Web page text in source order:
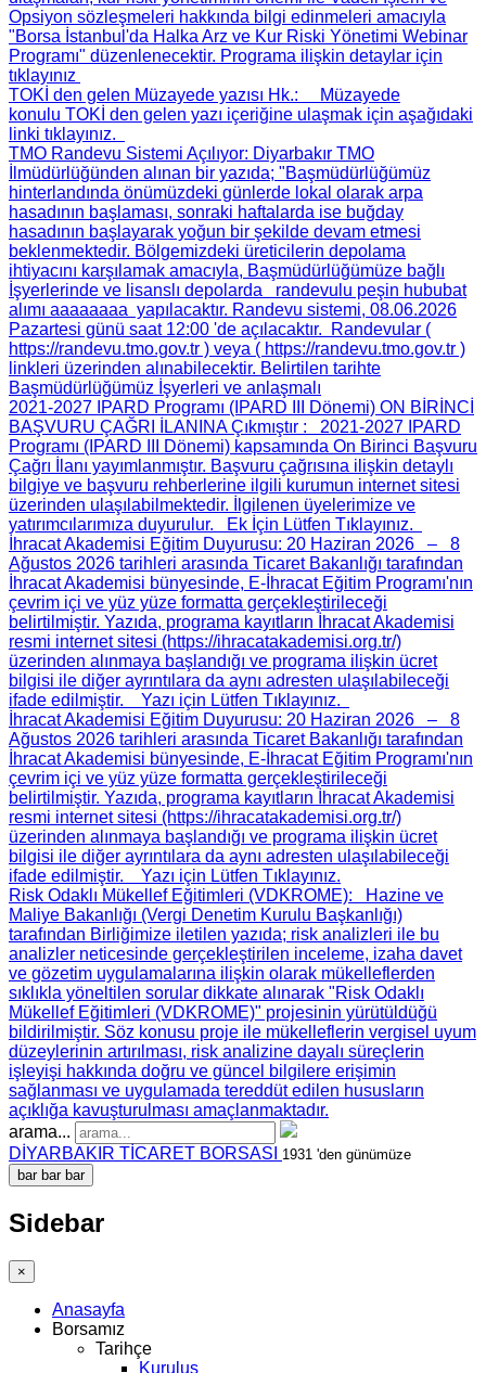
Opsiyon sözleşmeleri hakkında bilgi edinmeleri amacıyla
"Borsa İstanbul'da Halka Arz ve Kur Riski Yönetimi Webinar
Programı" düzenlenecektir. Programa ilişkin detaylar için
tıklayınız
TOKİ den gelen Müzayede yazısı Hk.: Müzayede
konulu TOKİ den gelen yazı içeriğine ulaşmak için aşağıdaki
linki tıklayınız.
TMO Randevu Sistemi Açılıyor: Diyarbakır TMO
İlmüdürlüğünden alınan bir yazıda; "Başmüdürlüğümüz
hinterlandında önümüzdeki günlerde lokal olarak arpa
hasadının başlaması, sonraki haftalarda ise buğday
hasadının başlayarak yoğun bir şekilde devam etmesi
beklenmektedir. Bölgemizdeki üreticilerin depolama
ihtiyacını karşılamak amacıyla, Başmüdürlüğümüze bağlı
İşyerlerinde ve lisanslı depolarda randevulu peşin hububat
alımı aaaaaaaa yapılacaktır. Randevu sistemi, 08.06.2026
Pazartesi günü saat 12:00 'de açılacaktır. Randevular (
https://randevu.tmo.gov.tr ) veya ( https://randevu.tmo.gov.tr )
linkleri üzerinden alınabilecektir. Belirtilen tarihte
Başmüdürlüğümüz İşyerleri ve anlaşmalı
2021-2027 IPARD Programı (IPARD III Dönemi) ON BİRİNCİ
BAŞVURU ÇAĞRI İLANINA Çıkmıştır : 2021-2027 IPARD
Programı (IPARD III Dönemi) kapsamında On Birinci Başvuru
Çağrı İlanı yayımlanmıştır. Başvuru çağrısına ilişkin detaylı
bilgiye ve başvuru rehberlerine ilgili kurumun internet sitesi
üzerinden ulaşılabilmektedir. İlgilenen üyelerimize ve
yatırımcılarımıza duyurulur. Ek İçin Lütfen Tıklayınız.
İhracat Akademisi Eğitim Duyurusu: 20 Haziran 2026 – 8
Ağustos 2026 tarihleri arasında Ticaret Bakanlığı tarafından
İhracat Akademisi bünyesinde, E-İhracat Eğitim Programı'nın
çevrim içi ve yüz yüze formatta gerçekleştirileceği
belirtilmiştir. Yazıda, programa kayıtların İhracat Akademisi
resmi internet sitesi (https://ihracatakademisi.org.tr/)
üzerinden alınmaya başlandığı ve programa ilişkin ücret
bilgisi ile diğer ayrıntılara da aynı adresten ulaşılabileceği
ifade edilmiştir. Yazı için Lütfen Tıklayınız.
İhracat Akademisi Eğitim Duyurusu: 20 Haziran 2026 – 8
Ağustos 2026 tarihleri arasında Ticaret Bakanlığı tarafından
İhracat Akademisi bünyesinde, E-İhracat Eğitim Programı'nın
çevrim içi ve yüz yüze formatta gerçekleştirileceği
belirtilmiştir. Yazıda, programa kayıtların İhracat Akademisi
resmi internet sitesi (https://ihracatakademisi.org.tr/)
üzerinden alınmaya başlandığı ve programa ilişkin ücret
bilgisi ile diğer ayrıntılara da aynı adresten ulaşılabileceği
ifade edilmiştir. Yazı için Lütfen Tıklayınız.
Risk Odaklı Mükellef Eğitimleri (VDKROME): Hazine ve
Maliye Bakanlığı (Vergi Denetim Kurulu Başkanlığı)
tarafından Birliğimize iletilen yazıda; risk analizleri ile bu
analizler neticesinde gerçekleştirilen inceleme, izaha davet
ve gözetim uygulamalarına ilişkin olarak mükelleflerden
sıklıkla yöneltilen sorular dikkate alınarak "Risk Odaklı
Mükellef Eğitimleri (VDKROME)" projesinin yürütüldüğü
bildirilmiştir. Söz konusu proje ile mükelleflerin vergisel uyum
düzeylerinin artırılması, risk analizine dayalı süreçlerin
işleyişi hakkında doğru ve güncel bilgilere erişimin
sağlanması ve uygulamada tereddüt edilen hususların
açıklığa kavuşturulması amaçlanmaktadır.
arama...
DİYARBAKIR TİCARET BORSASI
1931 'den günümüze
bar bar bar
Sidebar
×
Anasayfa
Borsamız
Tarihçe
Kuruluş